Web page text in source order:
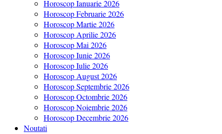
Horoscop Ianuarie 2026
Horoscop Februarie 2026
Horoscop Martie 2026
Horoscop Aprilie 2026
Horoscop Mai 2026
Horoscop Iunie 2026
Horoscop Iulie 2026
Horoscop August 2026
Horoscop Septembrie 2026
Horoscop Octombrie 2026
Horoscop Noiembrie 2026
Horoscop Decembrie 2026
Noutati